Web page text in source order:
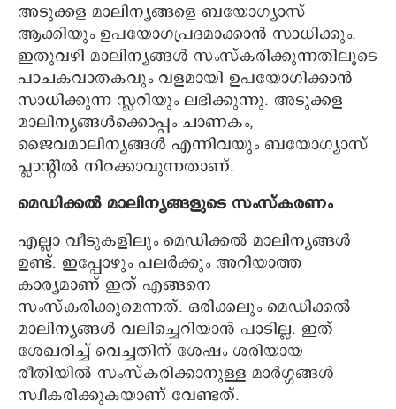
അടുക്കള മാലിന്യങ്ങളെ ബയോഗ്യാസ്
ആക്കിയും ഉപയോഗപ്രദമാക്കാൻ സാധിക്കും.
ഇതുവഴി മാലിന്യങ്ങൾ സംസ്കരിക്കുന്നതിലൂടെ
പാചകവാതകവും വളമായി ഉപയോഗിക്കാൻ
സാധിക്കുന്ന സ്ലറിയും ലഭിക്കുന്നു. അടുക്കള
മാലിന്യങ്ങൾക്കൊപ്പം ചാണകം,
ജൈവമാലിന്യങ്ങൾ എന്നിവയും ബയോഗ്യാസ്
പ്ലാന്റിൽ നിറക്കാവുന്നതാണ്.
മെഡിക്കൽ മാലിന്യങ്ങളുടെ സംസ്കരണം
എല്ലാ വീടുകളിലും മെഡിക്കൽ മാലിന്യങ്ങൾ
ഉണ്ട്. ഇപ്പോഴും പലർക്കും അറിയാത്ത
കാര്യമാണ് ഇത് എങ്ങനെ
സംസ്കരിക്കുമെന്നത്. ഒരിക്കലും മെഡിക്കൽ
മാലിന്യങ്ങൾ വലിച്ചെറിയാൻ പാടില്ല. ഇത്
ശേഖരിച്ച് വെച്ചതിന് ശേഷം ശരിയായ
രീതിയിൽ സംസ്കരിക്കാനുള്ള മാർഗ്ഗങ്ങൾ
സ്വീകരിക്കുകയാണ് വേണ്ടത്.